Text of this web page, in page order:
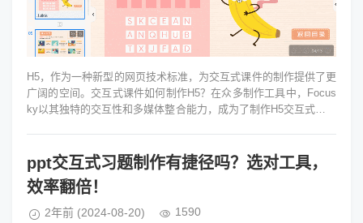
H5，作为一种新型的网页技术标准，为交互式课件的制作提供了更
广阔的空间。交互式课件如何制作H5？在众多制作工具中，Focus
ky以其独特的交互性和多媒体整合能力，成为了制作H5交互式课件
ppt交互式习题制作有捷径吗？选对工具，
效率翻倍！
2年前 (2024-08-20) 1590